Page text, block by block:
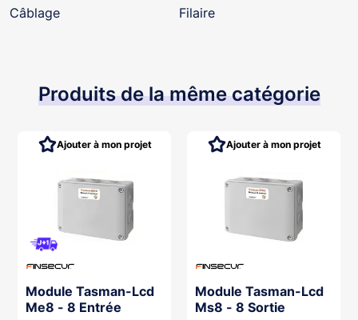
Câblage
Filaire
Produits de la même catégorie
Module Tasman-Lcd
Me8 - 8 Entrée
Ajouter à mon projet
Module Tasman-Lcd
Ms8 - 8 Sortie
Ajouter à mon projet